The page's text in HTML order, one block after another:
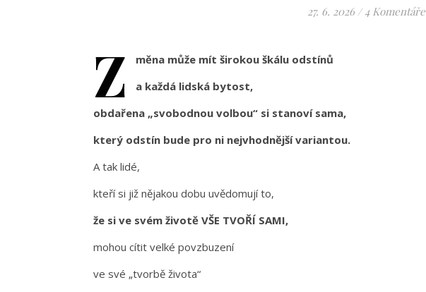
27. 6. 2026 / 4 Komentáře
Z
měna může mít širokou škálu odstínů
a každá lidská bytost,
obdařena „svobodnou volbou“ si stanoví sama,
který odstín bude pro ni nejvhodnější variantou.
A tak lidé,
kteří si již nějakou dobu uvědomují to,
že si ve svém životě VŠE TVOŘÍ SAMI,
mohou cítit velké povzbuzení
ve své „tvorbě života“